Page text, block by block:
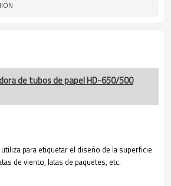
de tubos de papel HD-650/500
para etiquetar el diseño de la superficie
de viento, latas de paquetes, etc.